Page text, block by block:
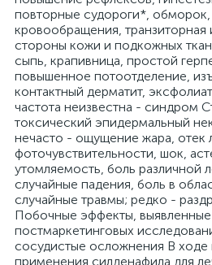
повторные судороги*,
кровообращения, транзиторная
стороны кожи и подкожных
сыпь, крапивница, простой
повышенное потоотделение,
контактный дерматит,
частота неизвестна - синдром
токсический эпидермальный
нечасто - ощущение жара, отек
фоточувствительности, шок,
утомляемость, боль различной
случайные падения, боль в
случайные травмы; редко -
Побочные эффекты,
постмаркетинговых
сосудистые осложнения В ходе
применения силденафила для